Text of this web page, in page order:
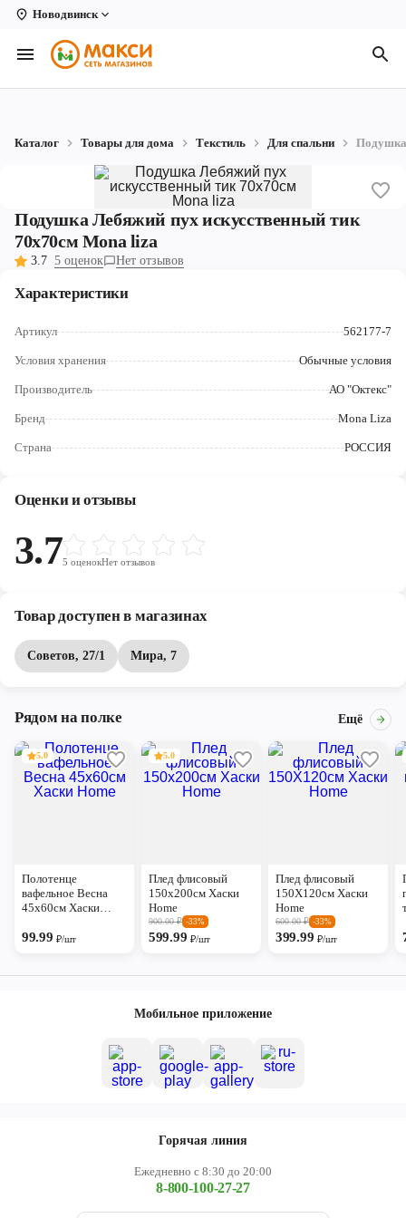
Новодвинск
Вологда
Архангельск
Коряжма
Котлас
Новодвинск
Рыбинск
Череповец
Ярославль
Каталог Товары для дома Текстиль Для спальни Подушка
Подушка Лебяжий пух искусственный тик
70х70см Mona liza
3.7 5 оценок Нет отзывов
Характеристики
Артикул 562177-7
Условия хранения Обычные условия
Производитель АО "Октекс"
Бренд Mona Liza
Страна РОССИЯ
Оценки и отзывы
3.75 оценокНет отзывов
Товар доступен в магазинах
Советов, 27/1 Мира, 7
Рядом на полке Ещё
5.0
Полотенце
вафельное Весна
45х60см Хаски
99.99₽/шт
5.0
Плед флисовый
150х200см Хаски
Home
900.00₽ -33%
599.99 ₽/шт
Плед флисовый
150Х120см Хаски
Home
600.00₽ -33%
399.99 ₽/шт
Мобильное приложение
Горячая линия
Ежедневно с 8:30 до 20:00
8-800-100-27-27